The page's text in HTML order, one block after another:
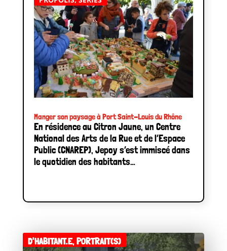
Manger son paysage à Port Saint-Louis du Rhône
En résidence au Citron Jaune, un Centre
National des Arts de la Rue et de l’Espace
Public (CNAREP), Jepoy s’est immiscé dans
le quotidien des habitants…
D'HABITANT.E,PORTRAIT(S)